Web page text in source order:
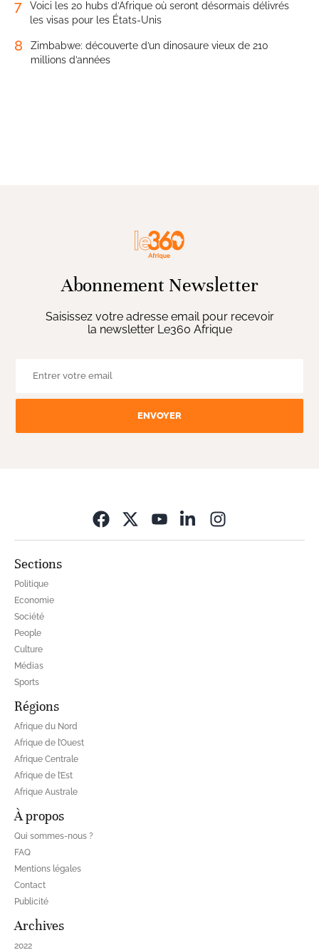
7
Voici les 20 hubs d’Afrique où seront désormais délivrés
les visas pour les États-Unis
8
Zimbabwe: découverte d’un dinosaure vieux de 210
millions d’années
Abonnement Newsletter
Saisissez votre adresse email pour recevoir
la newsletter Le360 Afrique
ENVOYER
Sections
Politique
Economie
Société
People
Culture
Médias
Sports
Régions
Afrique du Nord
Afrique de l’Ouest
Afrique Centrale
Afrique de l’Est
Afrique Australe
À propos
Qui sommes-nous ?
FAQ
Mentions légales
Contact
Publicité
Archives
2022